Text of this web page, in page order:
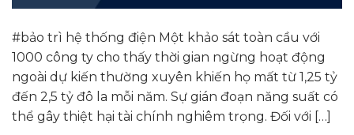
#bảo trì hệ thống điện Một khảo sát toàn cầu với
1000 công ty cho thấy thời gian ngừng hoạt động
ngoài dự kiến thường xuyên khiến họ mất từ ​​1,25 tỷ
đến 2,5 tỷ đô la mỗi năm. Sự gián đoạn năng suất có
thể gây thiệt hại tài chính nghiêm trọng. Đối với […]